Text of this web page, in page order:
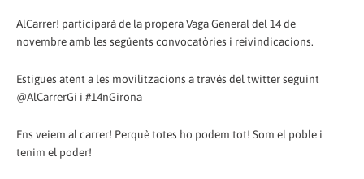
AlCarrer! participarà de la propera Vaga General del 14 de
novembre amb les següents convocatòries i reivindicacions.
Estigues atent a les movilitzacions a través del twitter seguint
@AlCarrerGi i #14nGirona
Ens veiem al carrer! Perquè totes ho podem tot! Som el poble i
tenim el poder!